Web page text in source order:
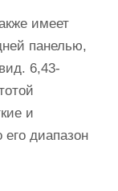
имеет
панелью,
6,43-
и
диапазон